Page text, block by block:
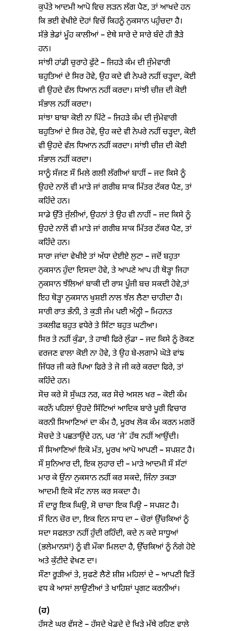
ਕੁਪੱਤੇ ਆਦਮੀ ਆਪੋ ਵਿਚ ਲੜਨ ਲੱਗ ਪੈਣ, ਤਾਂ ਆਖਦੇ ਹਨ
ਕਿ ਭਈ ਵੇਖੀਏ ਦੋਹਾਂ ਵਿਚੋਂ ਕਿਹਨੂੰ ਨੁਕਸਾਨ ਪਹੁੰਚਦਾ ਹੈ।
ਸੱਭੇ ਭੇਡਾਂ ਮੂੰਹ ਕਾਲੀਆਂ – ਏਥੇ ਸਾਰੇ ਦੇ ਸਾਰੇ ਬੰਦੇ ਹੀ ਭੈੜੇ
ਹਨ।
ਸਾਂਝੀ ਹਾਂਡੀ ਚੁਰਾਹੇ ਫੁੱਟੇ – ਜਿਹੜੇ ਕੰਮ ਦੀ ਜੁੰਮੇਵਾਰੀ
ਬਹੁਤਿਆਂ ਦੇ ਸਿਰ ਹੋਵੇ, ਉਹ ਕਦੇ ਵੀ ਨੇਪਰੇ ਨਹੀਂ ਚੜ੍ਹਦਾ, ਕੋਈ
ਵੀ ਉਹਦੇ ਵੱਲ ਧਿਆਨ ਨਹੀਂ ਕਰਦਾ। ਸਾਂਝੀ ਚੀਜ਼ ਦੀ ਕੋਈ
ਸੰਭਾਲ ਨਹੀਂ ਕਰਦਾ।
ਸਾਂਝਾ ਬਾਬਾ ਕੋਈ ਨਾ ਪਿੱਟੇ – ਜਿਹੜੇ ਕੰਮ ਦੀ ਜੁੰਮੇਵਾਰੀ
ਬਹੁਤਿਆਂ ਦੇ ਸਿਰ ਹੋਵੇ, ਉਹ ਕਦੇ ਵੀ ਨੇਪਰੇ ਨਹੀਂ ਚੜ੍ਹਦਾ, ਕੋਈ
ਵੀ ਉਹਦੇ ਵੱਲ ਧਿਆਨ ਨਹੀਂ ਕਰਦਾ। ਸਾਂਝੀ ਚੀਜ਼ ਦੀ ਕੋਈ
ਸੰਭਾਲ ਨਹੀਂ ਕਰਦਾ।
ਸਾਨੂੰ ਸੱਜਣ ਸੌ ਮਿਲੇ ਗਲੀ ਲੱਗੀਆਂ ਬਾਹੀਂ – ਜਦ ਕਿਸੇ ਨੂੰ
ਉਹਦੇ ਨਾਲੋਂ ਵੀ ਮਾੜੇ ਜਾਂ ਗਰੀਬ ਸਾਕ ਮਿੱਤਰ ਟੱਕਰ ਪੈਣ, ਤਾਂ
ਕਹਿੰਦੇ ਹਨ।
ਸਾਡੇ ਉੱਤੇ ਜੁੱਲੀਆਂ, ਉਹਨਾਂ ਤੇ ਉਹ ਵੀ ਨਾਹੀਂ – ਜਦ ਕਿਸੇ ਨੂੰ
ਉਹਦੇ ਨਾਲੋਂ ਵੀ ਮਾੜੇ ਜਾਂ ਗਰੀਬ ਸਾਕ ਮਿੱਤਰ ਟੱਕਰ ਪੈਣ, ਤਾਂ
ਕਹਿੰਦੇ ਹਨ।
ਸਾਰਾ ਜਾਂਦਾ ਵੇਖੀਏ ਤਾਂ ਅੱਧਾ ਦੇਈਏ ਲੁਟਾ – ਜਦੋਂ ਬਹੁਤਾ
ਨੁਕਸਾਨ ਹੁੰਦਾ ਦਿਸਦਾ ਹੋਵੇ, ਤੇ ਆਪਣੇ ਆਪ ਹੀ ਥੋੜ੍ਹਾ ਜਿਹਾ
ਨੁਕਸਾਨ ਝੱਲਿਆਂ ਬਾਕੀ ਦੀ ਰਾਸ ਪੂੰਜੀ ਬਚ ਸਕਦੀ ਹੋਵੇ,ਤਾਂ
ਇਹ ਥੋੜ੍ਹਾ ਨੁਕਸਾਨ ਖੁਸ਼ਈ ਨਾਲ ਝੱਲ ਲੈਣਾ ਚਾਹੀਦਾ ਹੈ।
ਸਾਰੀ ਰਾਤ ਭੰਨੀ, ਤੇ ਕੁੜੀ ਜੰਮ ਪਈ ਅੰਨ੍ਹੀ – ਮਿਹਨਤ
ਤਕਲੀਫ ਬਹੁਤ ਵਧੇਰੇ ਤੇ ਸਿੱਟਾ ਬਹੁਤ ਘਟੀਆ।
ਸਿਰ ਤੇ ਨਹੀਂ ਕੁੰਡਾ, ਤੇ ਹਾਥੀ ਫਿਰੇ ਲੁੰਡਾ – ਜਦ ਕਿਸੇ ਨੂੰ ਰੋਕਣ
ਵਰਜਣ ਵਾਲਾ ਕੋਈ ਨਾ ਹੋਵੇ, ਤੇ ਉਹ ਬੇ-ਲਗਾਮੇ ਘੋੜੇ ਵਾਂਙ
ਜਿੱਧਰ ਜੀ ਕਰੇ ਪਿਆ ਫਿਰੇ ਤੇ ਜੋ ਜੀ ਕਰੇ ਕਰਦਾ ਫਿਰੇ, ਤਾਂ
ਕਹਿੰਦੇ ਹਨ।
ਸੋਚ ਕਰੇ ਸੋ ਸੁੱਘੜ ਨਰ, ਕਰ ਸੋਚੇ ਅਸਲ ਖਰ – ਕੋਈ ਕੰਮ
ਕਰਨੋਂ ਪਹਿਲਾਂ ਉਹਦੇ ਸਿੱਟਿਆਂ ਆਦਿਕ ਬਾਰੇ ਪੂਰੀ ਵਿਚਾਰ
ਕਰਨੀ ਸਿਆਣਿਆਂ ਦਾ ਕੰਮ ਹੈ, ਮੂਰਖ ਲੋਕ ਕੰਮ ਕਰਨ ਮਗਰੋਂ
ਸੋਚਦੇ ਤੇ ਪਛਤਾਉਂਦੇ ਹਨ, ਪਰ ‘ਜੇ’ ਹੱਥ ਨਹੀਂ ਆਉਂਦੀ।
ਸੌ ਸਿਆਣਿਆਂ ਇਕੋ ਮੱਤ, ਮੂਰਖ ਆਪੋ ਆਪਣੀ – ਸਪਸ਼ਟ ਹੈ।
ਸੌ ਸੁਨਿਆਰ ਦੀ, ਇਕ ਲੁਹਾਰ ਦੀ – ਮਾੜੇ ਆਦਮੀ ਸੌ ਸੱਟਾਂ
ਮਾਰ ਕੇ ਉੰਨਾ ਨੁਕਸਾਨ ਨਹੀਂ ਕਰ ਸਕਦੇ, ਜਿੰਨਾ ਤਕੜਾ
ਆਦਮੀ ਇਕੋ ਸੱਟ ਨਾਲ ਕਰ ਸਕਦਾ ਹੈ।
ਸੌ ਦਾਰੂ ਇਕ ਘਿਉ, ਸੋ ਚਾਚਾ ਇਕ ਪਿਉ – ਸਪਸ਼ਟ ਹੈ।
ਸੌ ਦਿਨ ਚੋਰ ਦਾ, ਇਕ ਦਿਨ ਸਾਧ ਦਾ – ਚੋਰਾਂ ਉੱਚਕਿਆਂ ਨੂੰ
ਸਦਾ ਸਫਲਤਾ ਨਹੀਂ ਹੁੰਦੀ ਰਹਿੰਦੀ, ਕਦੇ ਨ ਕਦੇ ਸਾਧੂਆਂ
(ਭਲੇਮਾਨਸਾਂ) ਨੂੰ ਵੀ ਮੌਕਾ ਮਿਲਦਾ ਹੈ, ਉੱਚਕਿਆਂ ਨੂੰ ਨੰਗੇ ਹੋਏ
ਅਤੇ ਕੁੱਟੀਦੇ ਵੇਖਣ ਦਾ।
ਸੌਣਾ ਰੂੜੀਆਂ ਤੇ, ਸੁਫਣੇ ਲੈਣੇ ਸ਼ੀਸ਼ ਮਹਿਲਾਂ ਦੇ – ਆਪਣੀ ਵਿਤੋਂ
ਵਧ ਕੇ ਆਸਾਂ ਲਾਉਣੀਆਂ ਤੇ ਖਾਹਿਸ਼ਾਂ ਪ੍ਰਗਟ ਕਰਨੀਆਂ।
(ਹ)
ਹੱਸਣੇ ਘਰ ਵੱਸਣੇ – ਹੱਸਦੇ ਖੇਡਦੇ ਦੇ ਖਿੜੇ ਮੱਥੇ ਰਹਿਣ ਵਾਲੇ